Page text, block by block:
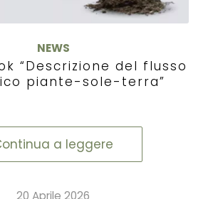
NEWS
“Descrizione del flusso
piante-sole-terra”
a leggere
20 Aprile 2026